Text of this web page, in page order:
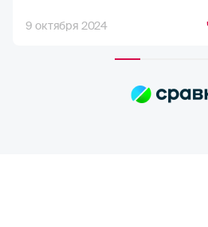
стремлюсь получить
полностью устраивает
договору, и их хватает
9 октября 2024